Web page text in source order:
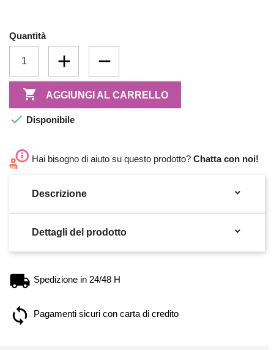
Quantità
 AGGIUNGI AL CARRELLO
 Disponibile
Hai bisogno di aiuto su questo prodotto? Chatta con noi!
Descrizione 
Dettagli del prodotto 
Spedizione in 24/48 H
Pagamenti sicuri con carta di credito